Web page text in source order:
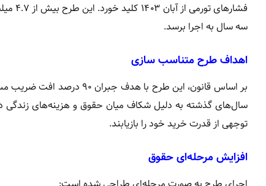
سه سال به اجرا برسد.
اهداف طرح متناسب سازی
بر اساس قانون، این طرح
سال‌های گذشته به دلیل شکاف میان حقوق و هزینه‌های زندگی
توجهی از قدرت خرید خود را بازیابند.
افزایش مرحله‌ای حقوق